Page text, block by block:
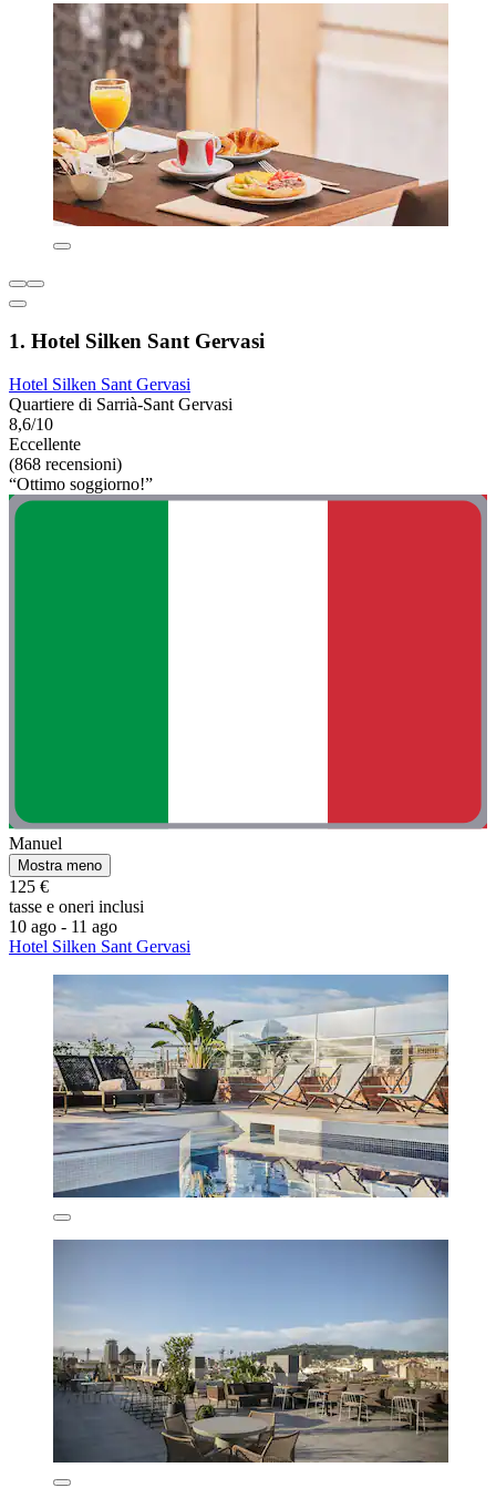
1. Hotel Silken Sant Gervasi
Hotel Silken Sant Gervasi
Quartiere di Sarrià-Sant Gervasi
8,6/10
Eccellente
(868 recensioni)
“Ottimo soggiorno!”
Manuel
Mostra meno
125 €
tasse e oneri inclusi
10 ago - 11 ago
Hotel Silken Sant Gervasi